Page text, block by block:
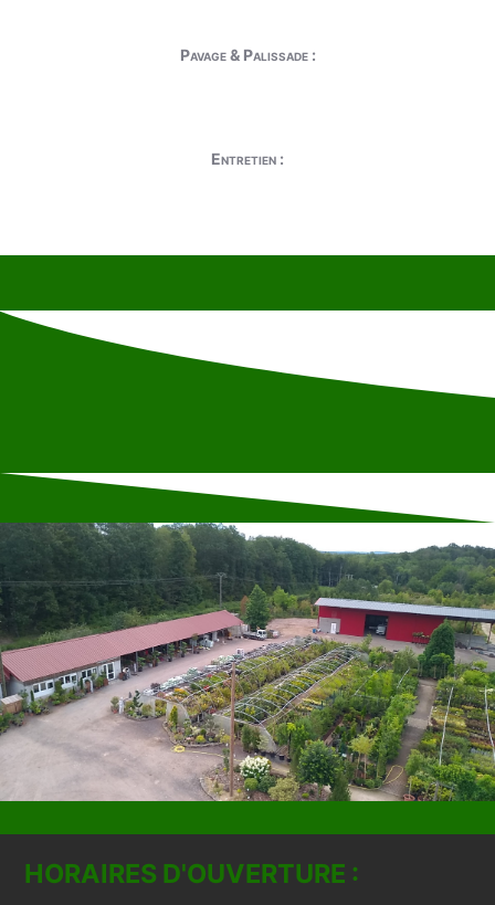
Pavage & Palissade :
Entretien :
HORAIRES D'OUVERTURE :